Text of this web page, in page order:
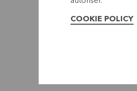
COOKIE POLICY